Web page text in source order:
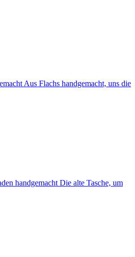
Aus Flachs handgemacht, uns die
handgemacht Die alte Tasche, um